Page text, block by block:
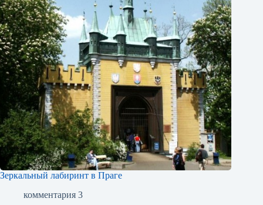
Зеркальный лабиринт в Праге
комментария 3